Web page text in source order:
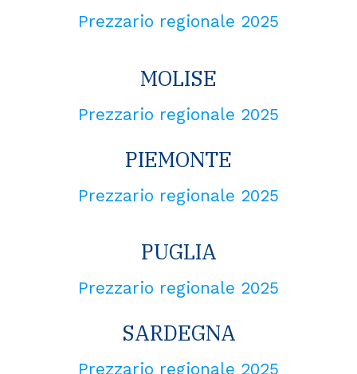
Prezzario regionale 2025
MOLISE
Prezzario regionale 2025
PIEMONTE
Prezzario regionale 2025
PUGLIA
Prezzario regionale 2025
SARDEGNA
Prezzario regionale 2025